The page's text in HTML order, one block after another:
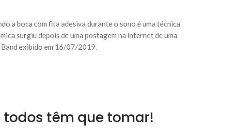
a boca com fita adesiva durante o sono é uma técnica
surgiu depois de uma postagem na internet de uma
exibido em 16/07/2019.
têm que tomar!